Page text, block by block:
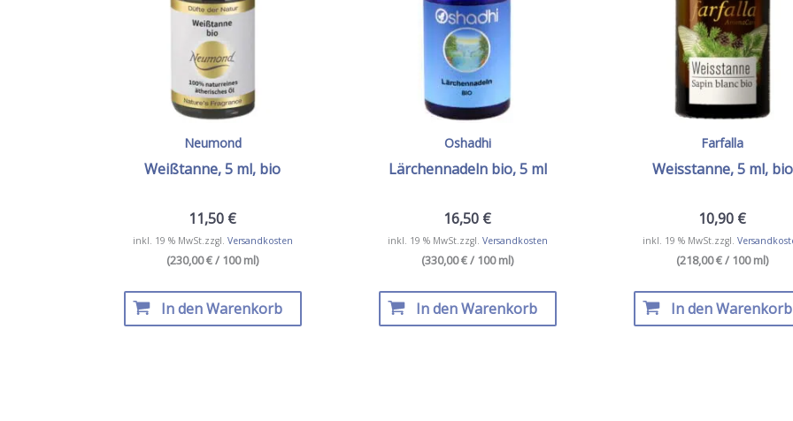
Neumond
Weißtanne, 5 ml, bio
11,50 €
inkl. 19 % MwSt.zzgl. Versandkosten
(230,00 € / 100 ml)
In den Warenkorb
Oshadhi
Lärchennadeln bio, 5 ml
16,50 €
inkl. 19 % MwSt.zzgl. Versandkosten
(330,00 € / 100 ml)
In den Warenkorb
Farfalla
Weisstanne, 5 ml, bio
10,90 €
inkl. 19 % MwSt.zzgl.
(218,00 € / 100 ml)
In den Warenkorb